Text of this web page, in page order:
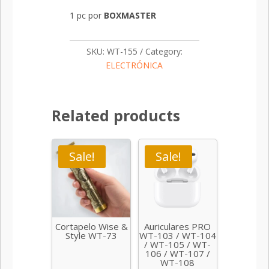
1 pc por BOXMASTER
SKU: WT-155
Category:
ELECTRÓNICA
Related products
Sale!
Cortapelo Wise &
Style WT-73
Sale!
Auriculares PRO
WT-103 / WT-104
/ WT-105 / WT-
106 / WT-107 /
WT-108